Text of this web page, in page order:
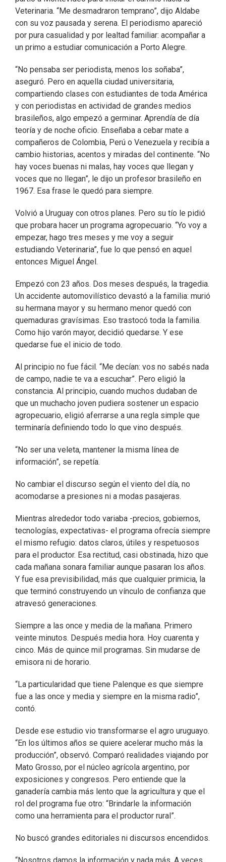
Veterinaria. “Me desmadraron temprano”, dijo Aldabe
con su voz pausada y serena. El periodismo apareció
por pura casualidad y por lealtad familiar: acompañar a
un primo a estudiar comunicación a Porto Alegre.
“No pensaba ser periodista, menos los soñaba”,
aseguró. Pero en aquella ciudad universitaria,
compartiendo clases con estudiantes de toda América
y con periodistas en actividad de grandes medios
brasileños, algo empezó a germinar. Aprendía de día
teoría y de noche oficio. Enseñaba a cebar mate a
compañeros de Colombia, Perú o Venezuela y recibía a
cambio historias, acentos y miradas del continente. “No
hay voces buenas ni malas, hay voces que llegan y
voces que no llegan”, le dijo un profesor brasileño en
1967. Esa frase le quedó para siempre.
Volvió a Uruguay con otros planes. Pero su tío le pidió
que probara hacer un programa agropecuario. “Yo voy a
empezar, hago tres meses y me voy a seguir
estudiando Veterinaria”, fue lo que pensó en aquel
entonces Miguel Ángel.
Empezó con 23 años. Dos meses después, la tragedia.
Un accidente automovilístico devastó a la familia: murió
su hermana mayor y su hermano menor quedó con
quemaduras gravísimas. Eso trastocó toda la familia.
Como hijo varón mayor, decidió quedarse. Y ese
quedarse fue el inicio de todo.
Al principio no fue fácil. “Me decían: vos no sabés nada
de campo, nadie te va a escuchar”. Pero eligió la
constancia. Al principio, cuando muchos dudaban de
que un muchacho joven pudiera sostener un espacio
agropecuario, eligió aferrarse a una regla simple que
terminaría definiendo todo lo que vino después.
“No ser una veleta, mantener la misma línea de
información”, se repetía.
No cambiar el discurso según el viento del día, no
acomodarse a presiones ni a modas pasajeras.
Mientras alrededor todo variaba -precios, gobiernos,
tecnologías, expectativas- el programa ofrecía siempre
el mismo refugio: datos claros, útiles y respetuosos
para el productor. Esa rectitud, casi obstinada, hizo que
cada mañana sonara familiar aunque pasaran los años.
Y fue esa previsibilidad, más que cualquier primicia, la
que terminó construyendo un vínculo de confianza que
atravesó generaciones.
Siempre a las once y media de la mañana. Primero
veinte minutos. Después media hora. Hoy cuarenta y
cinco. Más de quince mil programas. Sin mudarse de
emisora ni de horario.
“La particularidad que tiene Palenque es que siempre
fue a las once y media y siempre en la misma radio”,
contó.
Desde ese estudio vio transformarse el agro uruguayo.
“En los últimos años se quiere acelerar mucho más la
producción”, observó. Comparó realidades viajando por
Mato Grosso, por el núcleo agrícola argentino, por
exposiciones y congresos. Pero entiende que la
ganadería cambia más lento que la agricultura y que el
rol del programa fue otro: “Brindarle la información
como una herramienta para el productor rural”.
No buscó grandes editoriales ni discursos encendidos.